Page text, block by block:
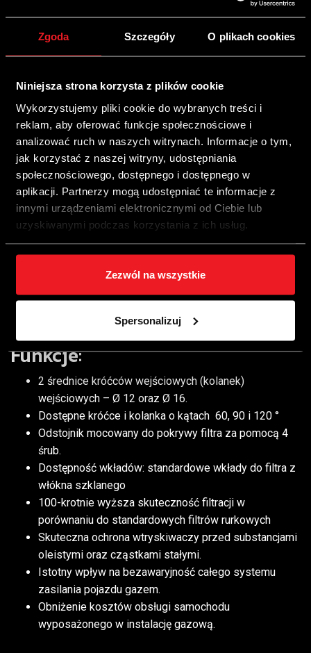
Zgoda Szczegóły O plikach cookies
Niniejsza strona korzysta z plików cookie
Wykorzystujemy pliki cookie do wybranych treści i
reklam, aby oferować funkcje społecznościowe i
analizować ruch w naszych witrynach. Informacje o tym,
jak korzystać z naszej witryny, udostępniania
społecznościowego, dostępnego i dostępnego w
aplikacji. Partnerzy mogą udostępniać te informacje z
innymi urządzeniami elektronicznymi od Ciebie lub
uzyskiwanymi podczas korzystania z ich usług.
Zezwól na wszystkie
Spersonalizuj
Cecha Korzyść
Dwa wyjścia fi 12
dwóch listew
jednocześnie
Prosta wymiana wkładu
filtrującego
Nie ma konieczności
zdejmowania
przewodów gazowych
Całkowita zamienność
króćców i kolanek, również
Pełna swoboda w
umiejscowieniu filtra w
Króćce (kolanka) wlotu w
pokrywie filtra
Dowolna regulacja kąta
ustawień kolanek
Funkcje:
2 średnice króćców wejściowych (kolanek)
wejściowych – Ø 12 oraz Ø 16.
Dostępne króćce i kolanka o kątach 60, 90 i 120 °
Odstojnik mocowany do pokrywy filtra za pomocą 4
śrub.
Dostępność wkładów: standardowe wkłady do filtra z
włókna szklanego
100-krotnie wyższa skuteczność filtracji w
porównaniu do standardowych filtrów rurkowych
Skuteczna ochrona wtryskiwaczy przed substancjami
oleistymi oraz cząstkami stałymi.
Istotny wpływ na bezawaryjność całego systemu
zasilania pojazdu gazem.
Obniżenie kosztów obsługi samochodu
wyposażonego w instalację gazową.